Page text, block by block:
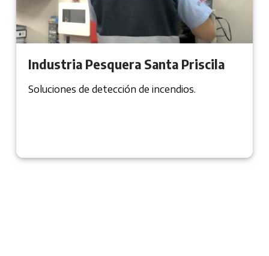
Industria Pesquera Santa Priscila
Soluciones de detección de incendios.